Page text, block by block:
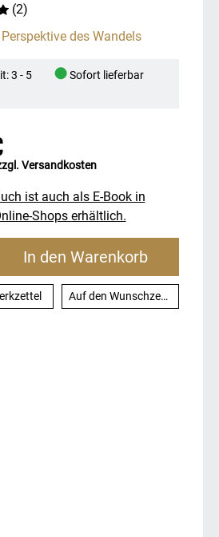
(2)
des Wandels
3 - 5
●Sofort lieferbar
Versandkosten
ist auch als E-Book in
Shops erhältlich.
In den Warenkorb
Auf den Wunschzettel